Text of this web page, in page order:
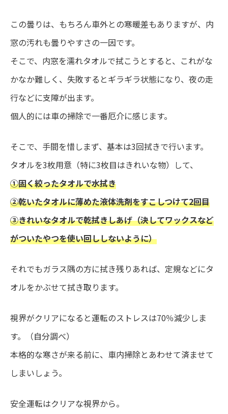
この曇りは、もちろん車外との寒暖差もありますが、内
窓の汚れも曇りやすさの一因です。
そこで、内窓を濡れタオルで拭こうとすると、これがな
かなか難しく、失敗するとギラギラ状態になり、夜の走
行などに支障が出ます。
個人的には車の掃除で一番厄介に感じます。
そこで、手間を惜しまず、基本は3回拭きで行います。
タオルを3枚用意（特に3枚目はきれいな物）して、
①固く絞ったタオルで水拭き
②乾いたタオルに薄めた液体洗剤をすこしつけて2回目
③きれいなタオルで乾拭きしあげ（決してワックスなど
がついたやつを使い回ししないように）
それでもガラス隅の方に拭き残りあれば、定規などにタ
オルをかぶせて拭き取ります。
視界がクリアになると運転のストレスは70％減少しま
す。（自分調べ）
本格的な寒さが来る前に、車内掃除とあわせて済ませて
しまいしょう。
安全運転はクリアな視界から。